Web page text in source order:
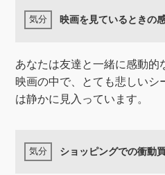
映画を見ているときの
あなたは友達と一緒に感動的
映画の中で、とても悲しいシ
は静かに見入っています。
ショッピングでの衝動